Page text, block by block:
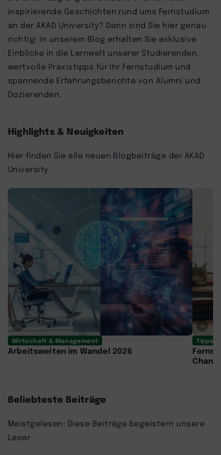
inspirierende Geschichten rund ums Fernstudium
an der AKAD University? Dann sind Sie hier genau
richtig! In unserem Blog erhalten Sie exklusive
Einblicke in die Lernwelt unserer Studierenden,
wertvolle Praxistipps für Ihr Fernstudium und
spannende Erfahrungsberichte von Alumni und
Dozierenden.
Highlights & Neuigkeiten
Hier finden Sie alle neuen Blogbeiträge der AKAD
University
AI
Wirtschaft & Management
Arbeitswelten im Wandel 2026
AI
Tipps
Beliebteste Beiträge
Meistgelesen: Diese Beiträge begeistern unsere
Leser